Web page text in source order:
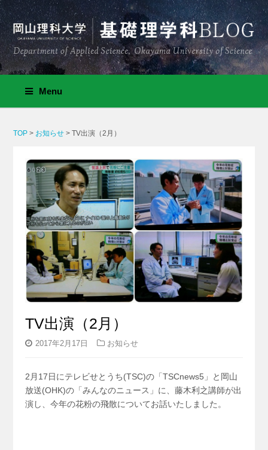
Menu
TOP > お知らせ >TV出演（2月）
TV出演（2月）
2017年2月17日 お知らせ
2月17日にテレビせとうち(TSC)の「TSCnews5」 と岡山
放送(OHK)の「みんなのニュース」に、藤木利 之講師が出
演し、今年の花粉の飛散についてお話いたしま した。